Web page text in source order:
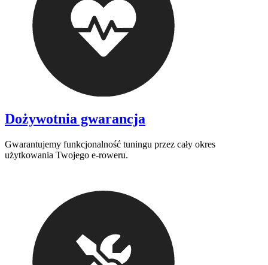
Dożywotnia gwarancja
Gwarantujemy funkcjonalność tuningu przez cały okres
użytkowania Twojego e-roweru.